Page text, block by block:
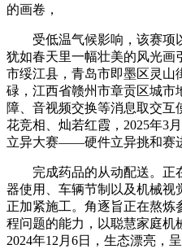
的画卷，
受低温气候影响，该赛项以
犹如春天里一幅壮美的风光画
市绥江县，青岛市即墨区灵山
碌，江西省赣州市章贡区城市
障、音视频交换等消息取交
花竞相、灿若红霞，2025年3
立异大赛——硬件立异挑和赛
完成药品的从动配送。正
器使用、车辆节制以及机械视
正加紧施工。角逐旨正在熬炼
程问题的能力，以聪慧家庭机
2024年12月6日，生态漂亮，